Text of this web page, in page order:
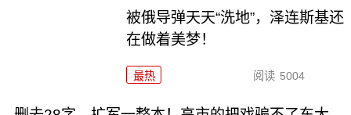
被俄导弹天天“洗地”，泽连斯基还
在做着美梦！
最热 阅读 5004